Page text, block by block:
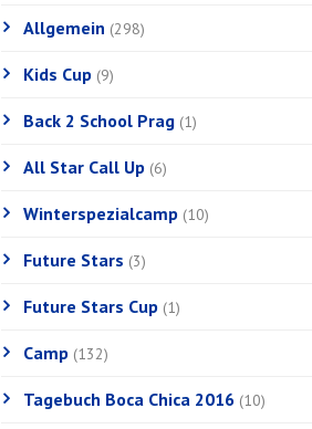
Allgemein (298)
Kids Cup (9)
Back 2 School Prag (1)
All Star Call Up (6)
Winterspezialcamp (10)
Future Stars (3)
Future Stars Cup (1)
Camp (132)
Tagebuch Boca Chica 2016 (10)